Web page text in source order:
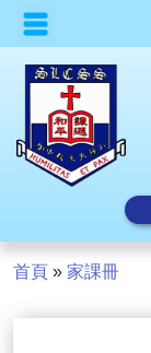
首頁 » 家課冊